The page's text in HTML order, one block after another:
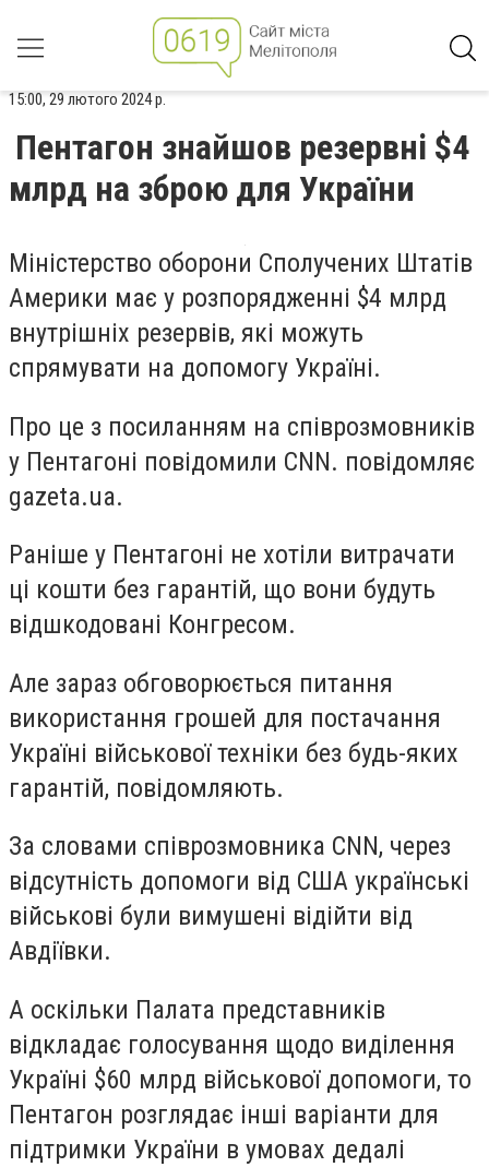
15:00, 29 лютого 2024 р.
Пентагон знайшов резервні $4
млрд на зброю для України
Міністерство оборони Сполучених Штатів
Америки має у розпорядженні $4 млрд
внутрішніх резервів, які можуть
спрямувати на допомогу Україні.
Про це з посиланням на співрозмовників
у Пентагоні повідомили CNN. повідомляє
gazeta.ua.
Раніше у Пентагоні не хотіли витрачати
ці кошти без гарантій, що вони будуть
відшкодовані Конгресом.
Але зараз обговорюється питання
використання грошей для постачання
Україні військової техніки без будь-яких
гарантій, повідомляють.
За словами співрозмовника CNN, через
відсутність допомоги від США українські
військові були вимушені відійти від
Авдіївки.
А оскільки Палата представників
відкладає голосування щодо виділення
Україні $60 млрд військової допомоги, то
Пентагон розглядає інші варіанти для
підтримки України в умовах дедалі